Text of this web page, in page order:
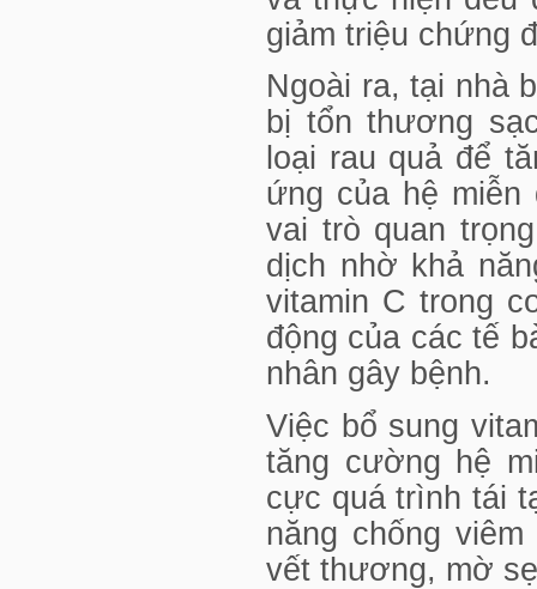
giảm triệu chứng
Ngoài ra, tại nhà
bị tổn thương
loại rau quả để
ứng của hệ
vai trò quan
dịch nhờ khả
vitamin C trong
động của các tế
nhân gây bệnh.
Việc bổ sung
tăng cường hệ
cực quá trình tái
năng chống
vết thương, mờ